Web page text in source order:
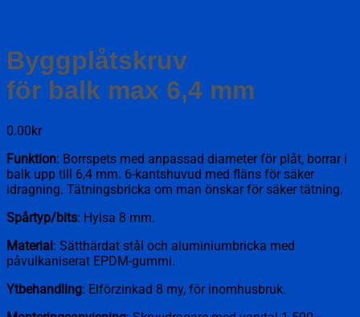
Byggplåtskruv
för balk max 6,4 mm
0.00kr
Funktion: Borrspets med anpassad diameter för plåt, borrar i
balk upp till 6,4 mm. 6-kantshuvud med fläns för säker
idragning. Tätningsbricka om man önskar för säker tätning.
Spårtyp/bits: Hylsa 8 mm.
Material: Sätthärdat stål och aluminiumbricka med
påvulkaniserat EPDM-gummi.
Ytbehandling: Elförzinkad 8 my, för inomhusbruk.